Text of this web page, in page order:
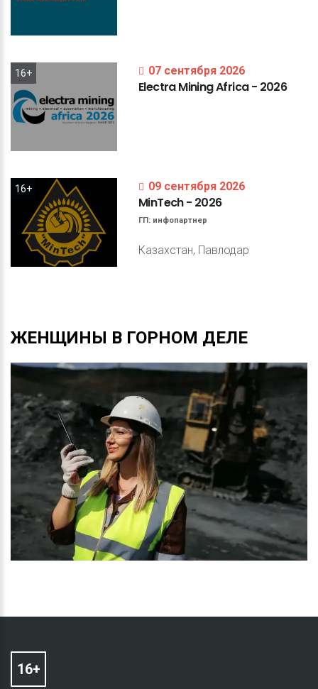
16+ 07 сентября 2026
ElectraMiningAfrica- 2026
16+ 09 сентября 2026
MinTech- 2026
ГП: инфопартнер
Казахстан, Павлодар
ЖЕНЩИНЫ В ГОРНОМ ДЕЛЕ